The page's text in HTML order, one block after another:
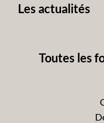
Les actualités
Toutes les